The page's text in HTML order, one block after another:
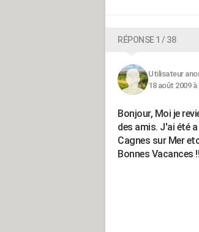
RÉPONSE 1 / 38
Utilisateur
18 août 2009 à
Bonjour, Moi je
des amis. J'ai été
Cagnes sur Mer
Bonnes Vacances